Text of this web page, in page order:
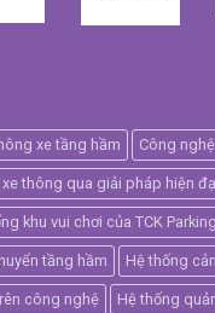
xe tầng hầm Công
thông qua giải pháp hiện
khu vui chơi của TCK Parking
tầng hầm Hệ thống
công nghệ Hệ thống